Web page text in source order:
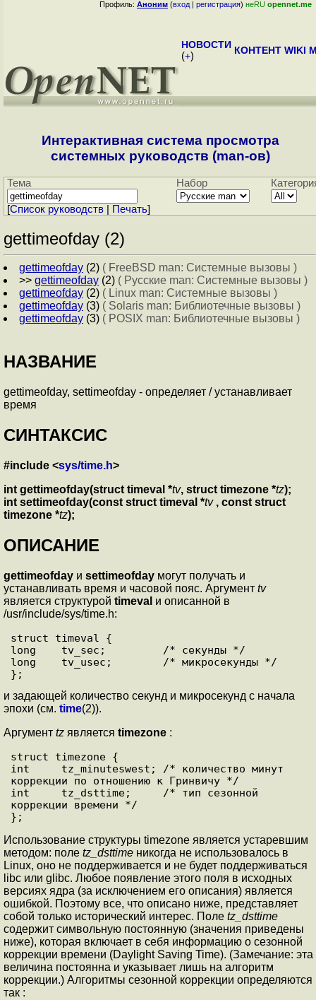
Профиль: Аноним (вход | регистрация) неRU opennet.me
НОВОСТИ
(+) КОНТЕНТ WIKI
Интерактивная система просмотра
системных руководств (man-ов)
Тема Набор
[Cписок руководств Печать]
gettimeofday (2)
gettimeofday (2) ( FreeBSD man: Системные вызовы )
>> gettimeofday (2) ( Русские man: Системные вызовы )
gettimeofday (2) ( Linux man: Системные вызовы )
gettimeofday (3) ( Solaris man: Библиотечные вызовы )
gettimeofday (3) ( POSIX man: Библиотечные вызовы )
НАЗВАНИЕ
gettimeofday, settimeofday - определяет / устанавливает
время
СИНТАКСИС
#include <sys/time.h>
int gettimeofday(struct timeval *tv, struct timezone *tz);
int settimeofday(const struct timeval *tv , const struct
timezone *tz);
ОПИСАНИЕ
gettimeofday и settimeofday могут получать и
устанавливать время и часовой пояс. Аргумент tv
является структурой timeval и описанной в
/usr/include/sys/time.h:
struct timeval {
long    tv_sec;         /* секунды */
long    tv_usec;        /* микросекунды */
и задающей количество секунд и микросекунд с начала
эпохи (см. time(2)).
Аргумент tz является timezone :
struct timezone {
int     tz_minuteswest; /* количество минут
коррекции по отношению к Гринвичу */
int     tz_dsttime;     /* тип сезонной
коррекции времени */
Использование структуры timezone является устаревшим
методом: поле tz_dsttime никогда не использовалось в
Linux, оно не поддерживается и не будет поддерживаться
libc или glibc. Любое появление этого поля в исходных
версиях ядра (за исключением его описания) является
ошибкой. Поэтому все, что описано ниже, представляет
собой только исторический интерес. Поле tz_dsttime
содержит символьную постоянную (значения приведены
ниже), которая включает в себя информацию о сезонной
коррекции времени (Daylight Saving Time). (Замечание: эта
величина постоянна и указывает лишь на алгоритм
коррекции.) Алгоритмы сезонной коррекции определяются
так :